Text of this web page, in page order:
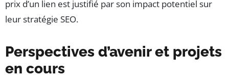
prix d’un lien est justifié par son impact potentiel sur
leur stratégie SEO.
Perspectives d’avenir et projets
en cours